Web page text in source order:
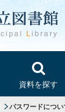
資料を探す
パスワードについ